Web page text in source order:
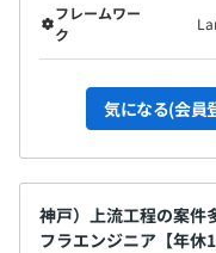
フレームワー
ク
気になる(会員
神戸）上流工程の案
フラエンジニア【年休